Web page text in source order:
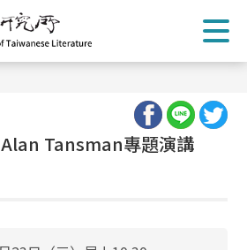
Tansman專題演講